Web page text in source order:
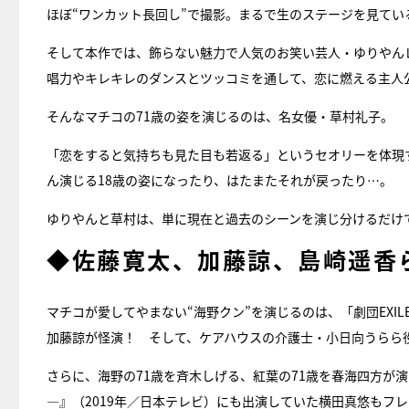
ほぼ“ワンカット長回し”で撮影。まるで生のステージを見て
そして本作では、飾らない魅力で人気のお笑い芸人・ゆりや
唱力やキレキレのダンスとツッコミを通して、恋に燃える主
そんなマチコの71歳の姿を演じるのは、名女優・草村礼子。
「恋をすると気持ちも見た目も若返る」というセオリーを体
ん演じる18歳の姿になったり、はたまたそれが戻ったり…。
ゆりやんと草村は、単に現在と過去のシーンを演じ分けるだ
◆佐藤寛太、加藤諒、島崎遥香
マチコが愛してやまない“海野クン”を演じるのは、「劇団
加藤諒が怪演！ そして、ケアハウスの介護士・小日向うらら
さらに、海野の71歳を斉木しげる、紅葉の71歳を春海四方
―』（2019年／日本テレビ）にも出演していた横田真悠もフ